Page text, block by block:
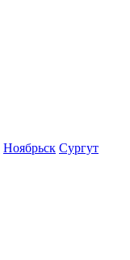
Ноябрьск Сургут